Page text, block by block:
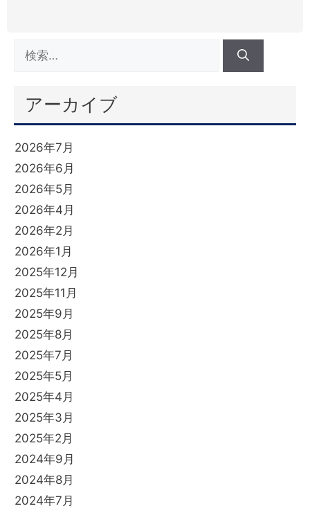
アーカイブ
2026年7月
2026年6月
2026年5月
2026年4月
2026年2月
2026年1月
2025年12月
2025年11月
2025年9月
2025年8月
2025年7月
2025年5月
2025年4月
2025年3月
2025年2月
2024年9月
2024年8月
2024年7月